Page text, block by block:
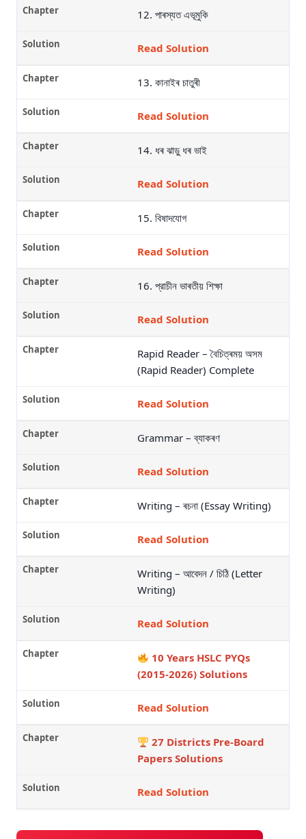
12. পাৰস্যত এভূমুকি
Read Solution
13. কানাইৰ চাতুৰী
Read Solution
14. ধৰ ঝাড়ু ধৰ ভাই
Read Solution
15. বিষাদযোগ
Read Solution
16. প্রাচীন ভাৰতীয় শিক্ষা
Read Solution
Rapid Reader – বৈচিত্ৰময় অসম
(Rapid Reader) Complete
Read Solution
Grammar – ব্যাকৰণ
Read Solution
Writing – ৰচনা (Essay Writing)
Read Solution
Writing – আবেদন / চিঠি (Letter
Writing)
Read Solution
10 Years HSLC PYQs
(2015-2026) Solutions
Read Solution
27 Districts Pre-Board
Papers Solutions
Read Solution